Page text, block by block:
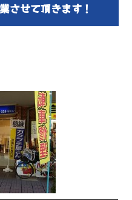
させて頂きます！